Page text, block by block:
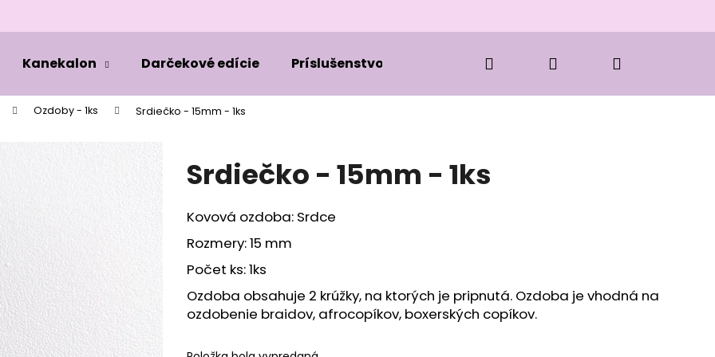
Kanekalon Darčekové edície Príslušenstvo k zapletaniu Kozmetika
Hľadať Prihlásenie
Ozdoby - 1ks Srdiečko - 15mm - 1ks
Srdiečko - 15mm - 1ks
Kovová ozdoba: Srdce
Rozmery: 15 mm
Počet ks: 1ks
Ozdoba obsahuje 2 krúžky, na ktorých je pripnutá. Ozdoba je vhodná na
ozdobenie braidov, afrocopíkov, boxerských copíkov.